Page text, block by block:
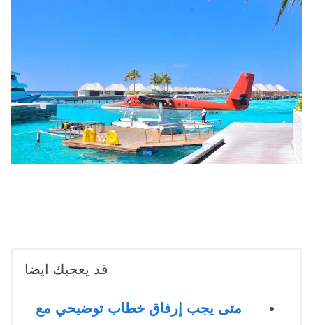
قد يعجبك ايضا
متى يجب إرفاق خطاب توضيحي مع